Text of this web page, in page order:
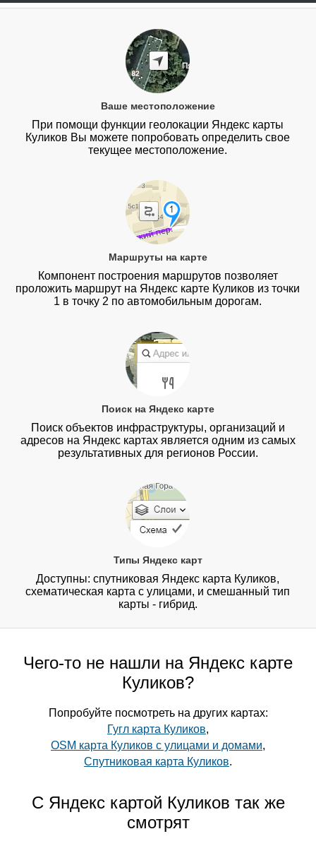
Ваше местоположение
При помощи функции геолокации Яндекс карты
Куликов Вы можете попробовать определить свое
текущее местоположение.
Маршруты на карте
Компонент построения маршрутов позволяет
проложить маршрут на Яндекс карте Куликов из точки
1 в точку 2 по автомобильным дорогам.
Поиск на Яндекс карте
Поиск объектов инфраструктуры, организаций и
адресов на Яндекс картах является одним из самых
результативных для регионов России.
Типы Яндекс карт
Доступны: спутниковая Яндекс карта Куликов,
схематическая карта с улицами, и смешанный тип
карты - гибрид.
Чего-то не нашли на Яндекс карте
Куликов?
Попробуйте посмотреть на других картах:
Гугл карта Куликов,
OSM карта Куликов с улицами и домами,
Спутниковая карта Куликов.
С Яндекс картой Куликов так же
смотрят